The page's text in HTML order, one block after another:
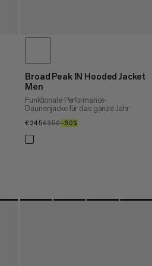
Broad Peak IN Hooded Jacket
Men
Funktionale Performance-
Daunenjacke für das ganze Jahr
€245€245
€350€350
–30%